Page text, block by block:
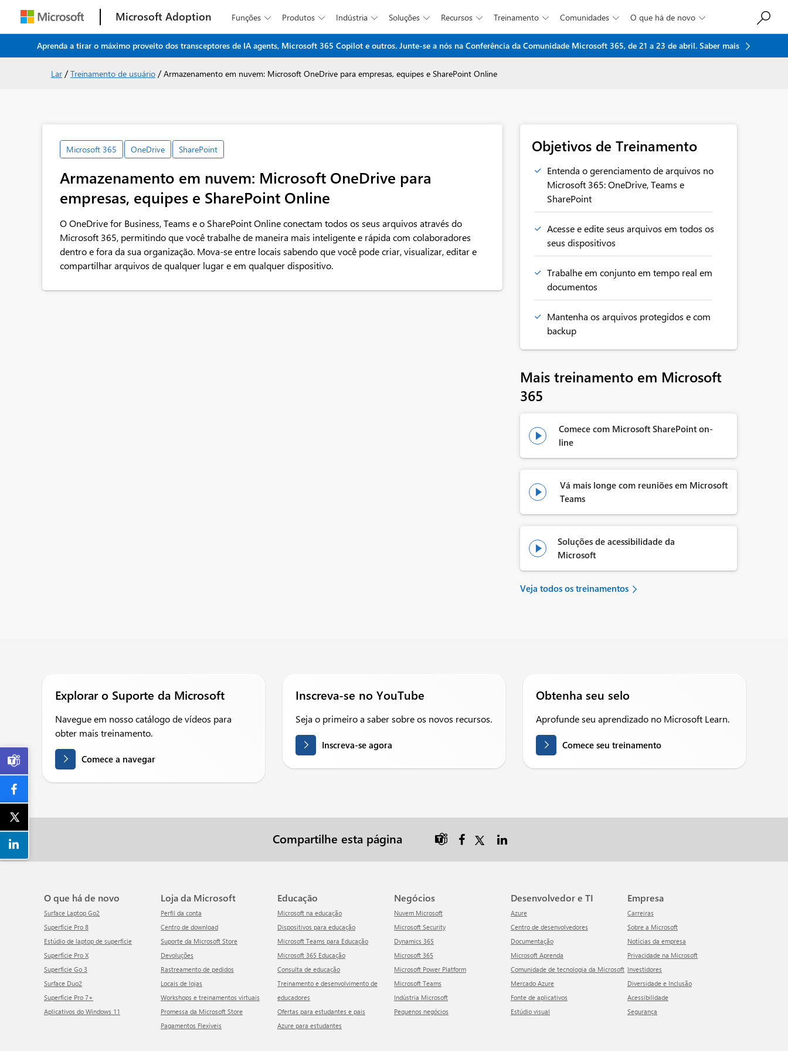
Microsoft Adoption Funções  Produtos  Indústria  Soluções  Recursos  Treinamento  Comunidades  O que há de novo 
Ir para o conteúdo principal
Aprenda a tirar o máximo proveito dos transceptores de IA agents, Microsoft 365 Copilot e outros. Junte-se a nós na Conferência da Comunidade Microsoft 365, de 21 a 23 de abril. Saber mais
Lar /Treinamento de usuário /Armazenamento em nuvem: Microsoft OneDrive para empresas, equipes e SharePoint Online
Microsoft 365 OneDrive SharePoint
Armazenamento em nuvem: Microsoft OneDrive para
empresas, equipes e SharePoint Online
O OneDrive for Business, Teams e o SharePoint Online conectam todos os seus arquivos através do
Microsoft 365, permitindo que você trabalhe de maneira mais inteligente e rápida com colaboradores
dentro e fora da sua organização. Mova-se entre locais sabendo que você pode criar, visualizar, editar e
compartilhar arquivos de qualquer lugar e em qualquer dispositivo.​
Objetivos de Treinamento
Entenda o gerenciamento de arquivos no
Microsoft 365: OneDrive, Teams e
SharePoint​
Acesse e edite seus arquivos em todos os
seus dispositivos
Trabalhe em conjunto em tempo real em
documentos
Mantenha os arquivos protegidos e com
backup
Mais treinamento em Microsoft
365

Comece com Microsoft SharePoint on-
line

Vá mais longe com reuniões em Microsoft
Teams

Soluções de acessibilidade da
Microsoft
Veja todos os treinamentos
Explorar o Suporte da Microsoft
Navegue em nosso catálogo de vídeos para
obter mais treinamento.
Comece a navegar
Inscreva-se no YouTube
Seja o primeiro a saber sobre os novos recursos.
Inscreva-se agora
Obtenha seu selo
Aprofunde seu aprendizado no Microsoft Learn.
Comece seu treinamento
Compartilhe esta página 
O que há de novo
Surface Laptop Go2
Superfície Pro 8
Estúdio de laptop de superfície
Superfície Pro X
Superfície Go 3
Surface Duo2
Superfície Pro 7+
Aplicativos do Windows 11
Loja da Microsoft
Perfil da conta
Centro de download
Suporte da Microsoft Store
Devoluções
Rastreamento de pedidos
Locais de lojas
Workshops e treinamentos virtuais
Promessa da Microsoft Store
Pagamentos Flexíveis
Educação
Microsoft na educação
Dispositivos para educação
Microsoft Teams para Educação
Microsoft 365 Educação
Consulta de educação
Treinamento e desenvolvimento de
educadores
Ofertas para estudantes e pais
Azure para estudantes
Negócios
Nuvem Microsoft
Microsoft Security
Dynamics 365
Microsoft 365
Microsoft Power Platform
Microsoft Teams
Indústria Microsoft
Pequenos negócios
Desenvolvedor e TI
Azure
Centro de desenvolvedores
Documentação
Microsoft Aprenda
Comunidade de tecnologia da Microsoft
Mercado Azure
Fonte de aplicativos
Estúdio visual
Empresa
Carreiras
Sobre a Microsoft
Notícias da empresa
Privacidade na Microsoft
Investidores
Diversidade e Inclusão
Acessibilidade
Segurança
